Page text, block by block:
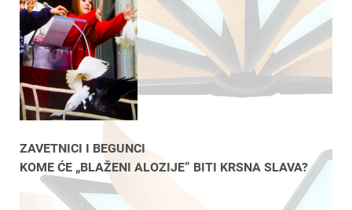
ZAVETNICI I BEGUNCI
KOME ĆE „BLAŽENI ALOZIJE” BITI KRSNA SLAVA?